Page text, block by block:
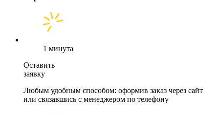
1 минута
Оставить
заявку
Любым удобным способом: оформив заказ через сайт
или связавшись с менеджером по телефону